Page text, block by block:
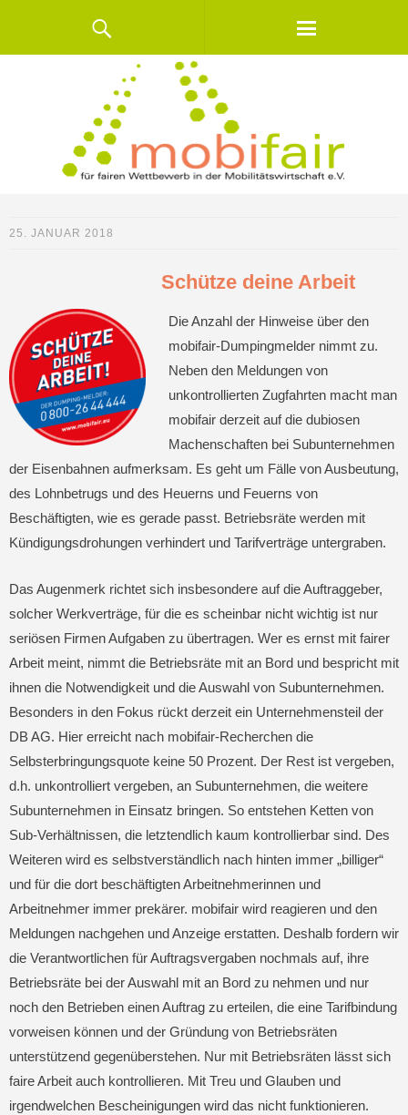
25. JANUAR 2018
Schütze deine Arbeit
Die Anzahl der Hinweise über den
mobifair-Dumpingmelder nimmt zu.
Neben den Meldungen von
unkontrollierten Zugfahrten macht man
mobifair derzeit auf die dubiosen
Machenschaften bei Subunternehmen
der Eisenbahnen aufmerksam. Es geht um Fälle von Ausbeutung,
des Lohnbetrugs und des Heuerns und Feuerns von
Beschäftigten, wie es gerade passt. Betriebsräte werden mit
Kündigungsdrohungen verhindert und Tarifverträge untergraben.
Das Augenmerk richtet sich insbesondere auf die Auftraggeber,
solcher Werkverträge, für die es scheinbar nicht wichtig ist nur
seriösen Firmen Aufgaben zu übertragen. Wer es ernst mit fairer
Arbeit meint, nimmt die Betriebsräte mit an Bord und bespricht mit
ihnen die Notwendigkeit und die Auswahl von Subunternehmen.
Besonders in den Fokus rückt derzeit ein Unternehmensteil der
DB AG. Hier erreicht nach mobifair-Recherchen die
Selbsterbringungsquote keine 50 Prozent. Der Rest ist vergeben,
d.h. unkontrolliert vergeben, an Subunternehmen, die weitere
Subunternehmen in Einsatz bringen. So entstehen Ketten von
Sub-Verhältnissen, die letztendlich kaum kontrollierbar sind. Des
Weiteren wird es selbstverständlich nach hinten immer „billiger“
und für die dort beschäftigten Arbeitnehmerinnen und
Arbeitnehmer immer prekärer. mobifair wird reagieren und den
Meldungen nachgehen und Anzeige erstatten. Deshalb fordern wir
die Verantwortlichen für Auftragsvergaben nochmals auf, ihre
Betriebsräte bei der Auswahl mit an Bord zu nehmen und nur
noch den Betrieben einen Auftrag zu erteilen, die eine Tarifbindung
vorweisen können und der Gründung von Betriebsräten
unterstützend gegenüberstehen. Nur mit Betriebsräten lässt sich
faire Arbeit auch kontrollieren. Mit Treu und Glauben und
irgendwelchen Bescheinigungen wird das nicht funktionieren.